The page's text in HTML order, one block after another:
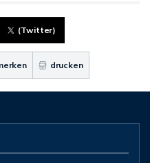
(Twitter)
drucken